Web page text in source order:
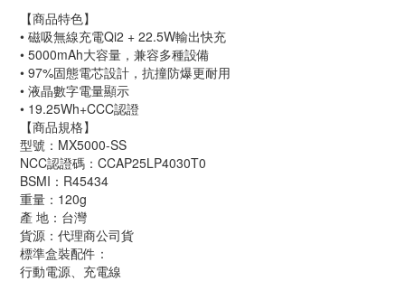
【商品特色】
• 磁吸無線充電Qi2 + 22.5W輸出快充
• 5000mAh大容量，兼容多種設備
• 97%固態電芯設計，抗撞防爆更耐用
• 液晶數字電量顯示
• 19.25Wh+CCC認證
【商品規格】
型號：MX5000-SS
NCC認證碼：CCAP25LP4030T0
BSMI：R45434
重量：120g
產 地：台灣
貨源：代理商公司貨
標準盒裝配件：
行動電源、充電線